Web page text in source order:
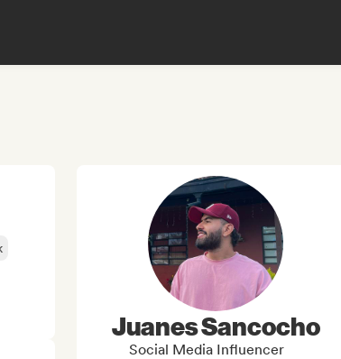
Juanes Sancocho
Social Media Influencer